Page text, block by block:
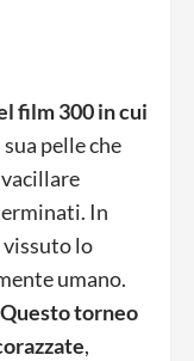
film 300 in cui
pelle che
In
lo
umano.
Questo torneo
,